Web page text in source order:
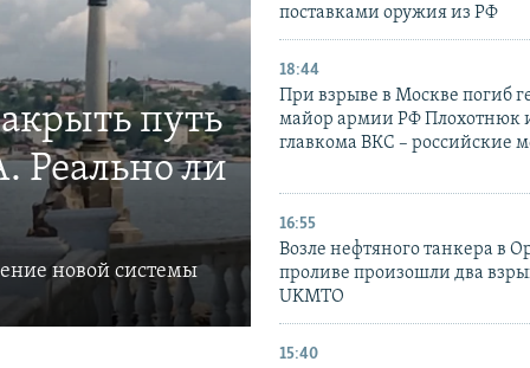
путь
Реально ли
новой системы
поставками оружия из РФ
18:44
При взрыве в Москве погиб
майор армии РФ Плохотнюк
главкома ВКС – российские
16:55
Возле нефтяного танкера в
проливе произошли два
UKMTO
15:40